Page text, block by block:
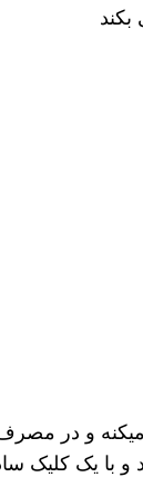
و در
و با یک